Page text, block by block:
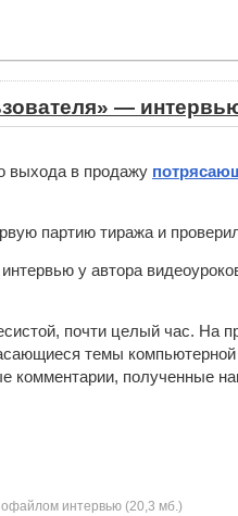
—
выхода в продажу
партию тиража и
у автора
почти целый час. На
темы компьютерной
комментарии, полученные
интервью (20,3 мб.)